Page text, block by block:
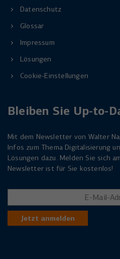
Datenschutz
Glossar
Impressum
Lösungen
Cookie-Einstellungen
Bleiben Sie Up-to-
Mit dem Newsletter von Walter
Infos zum Thema Digitalisierung
Lösungen dazu. Melden Sie sich
Newsletter ist für Sie kostenlos!
Jetzt anmelden